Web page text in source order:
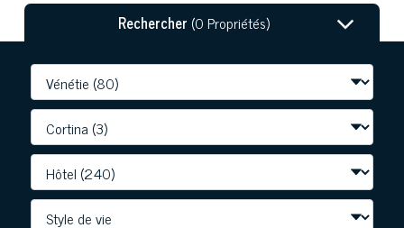
Rechercher (0 Propriétés)